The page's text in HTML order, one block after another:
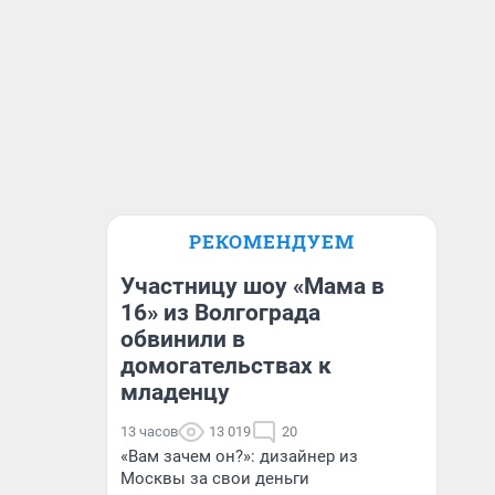
РЕКОМЕНДУЕМ
Участницу шоу «Мама в
16» из Волгограда
обвинили в
домогательствах к
младенцу
13 часов 13 019 20
«Вам зачем он?»: дизайнер из
Москвы за свои деньги